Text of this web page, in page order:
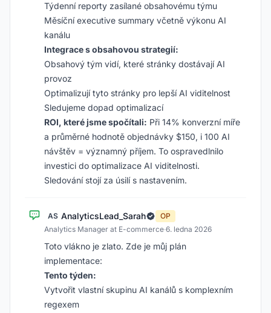
Týdenní reporty zasílané obsahovému týmu
Měsíční executive summary včetně výkonu AI
kanálu
Integrace s obsahovou strategií:
Obsahový tým vidí, které stránky dostávají AI
provoz
Optimalizují tyto stránky pro lepší AI viditelnost
Sledujeme dopad optimalizací
ROI, které jsme spočítali: Při 14% konverzní míře
a průměrné hodnotě objednávky $150, i 100 AI
návštěv = významný příjem. To ospravedlnilo
investici do optimalizace AI viditelnosti.
Sledování stojí za úsilí s nastavením.
AS AnalyticsLead_Sarah
OP
Analytics Manager at E-commerce·6. ledna 2026
Toto vlákno je zlato. Zde je můj plán
implementace:
Tento týden:
Vytvořit vlastní skupinu AI kanálů s komplexním
regexem